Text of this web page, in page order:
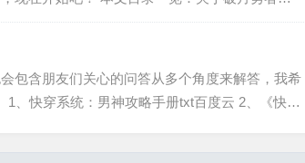
结束了，不知道你从中找到你需要的信息了吗
包含朋友们关心的问答从多个角度来解答，我希
、快穿系统：男神攻略手册txt百度云 2、《快穿